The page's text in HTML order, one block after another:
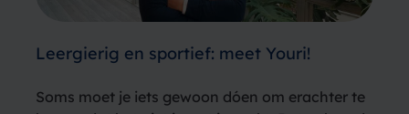
Leergierig en sportief: meet Youri!
Soms moet je iets gewoon dóen om erachter te